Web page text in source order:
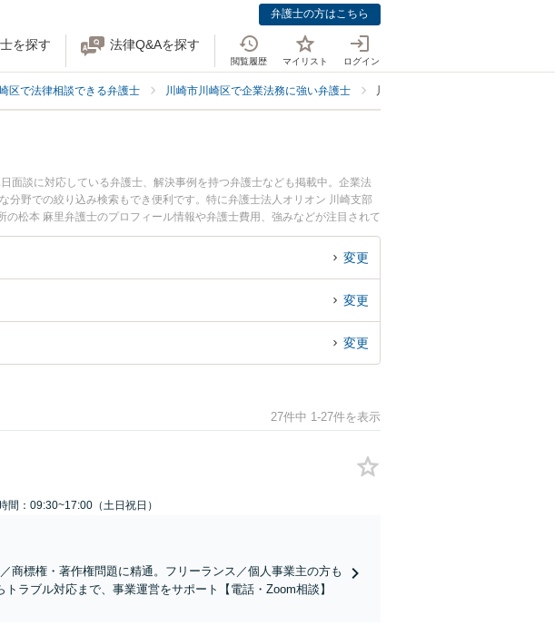
弁護士の方はこちら
を探す 法律Q&Aを探す
閲覧履歴 マイリスト ログイン
区で法律相談できる弁護士 川崎市川崎区で企業法務に強い弁護士 川崎市川崎区でメーカー・製造業に
面談に対応している弁護士、解決事例を持つ弁護士なども掲載中。企業法
野での絞り込み検索もでき便利です。特に弁護士法人オリオン 川崎支部
松本 麻里弁護士のプロフィール情報や弁護士費用、強みなどが注目されて
たい』『メーカー・製造業のトラブル解決の実績豊富な近くの弁護士を検
たい』などでお困りの相談者さんにおすすめです。
変更
変更
変更
27件中 1-27件を表示
間：09:30~17:00（土日祝日）
商標権・著作権問題に精通。フリーランス／個人事業主の方も
ラブル対応まで、事業運営をサポート【電話・Zoom相談】